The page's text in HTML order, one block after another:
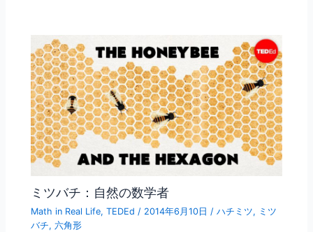
ミツバチ：自然の数学者
Math in Real Life,TEDEd / 2014年6月10日/ハチミツ, ミツ
バチ,六角形